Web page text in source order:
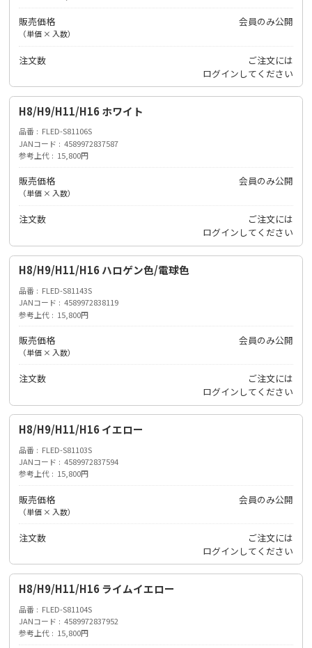
販売価格
（単価 × 入数）
会員のみ公開
注文数
ご注文には
ログイン してください
H8/H9/H11/H16 ホワイト
品番
FLED-S81106S
JANコード
4589972837587
参考上代
15,800円
販売価格
（単価 × 入数）
会員のみ公開
注文数
ご注文には
ログイン してください
H8/H9/H11/H16 ハロゲン色/電球色
品番
FLED-S81143S
JANコード
4589972838119
参考上代
15,800円
販売価格
（単価 × 入数）
会員のみ公開
注文数
ご注文には
ログイン してください
H8/H9/H11/H16 イエロー
品番
FLED-S81103S
JANコード
4589972837594
参考上代
15,800円
販売価格
（単価 × 入数）
会員のみ公開
注文数
ご注文には
ログイン してください
H8/H9/H11/H16 ライムイエロー
品番
FLED-S81104S
JANコード
4589972837952
参考上代
15,800円